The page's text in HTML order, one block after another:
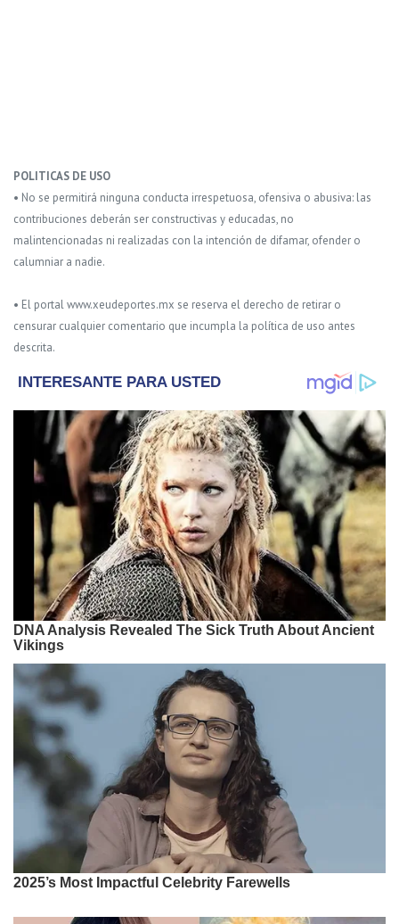
POLITICAS DE USO
• No se permitirá ninguna conducta irrespetuosa, ofensiva o abusiva: las
contribuciones deberán ser constructivas y educadas, no
malintencionadas ni realizadas con la intención de difamar, ofender o
calumniar a nadie.
• El portal www.xeudeportes.mx se reserva el derecho de retirar o
censurar cualquier comentario que incumpla la política de uso antes
descrita.